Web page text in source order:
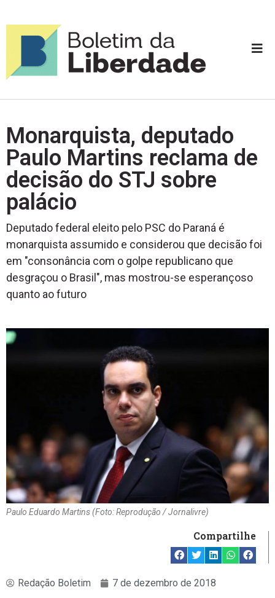
Monarquista, deputado
Paulo Martins reclama de
decisão do STJ sobre
palácio
Deputado federal eleito pelo PSC do Paraná é
monarquista assumido e considerou que decisão foi
em "consonância com o golpe republicano que
desgraçou o Brasil", mas mostrou-se esperançoso
quanto ao futuro
Paulo Eduardo Martins (Foto: Reprodução / Jornalivre)
Compartilhe
Redação Boletim 7 de dezembro de 2018